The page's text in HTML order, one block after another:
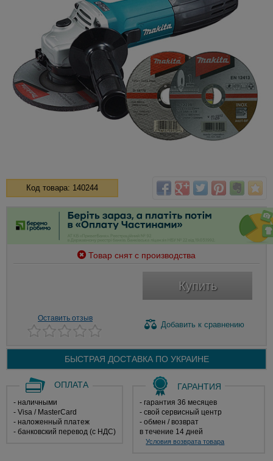
Код товара: 140244
Товар снят с производства
Купить
Оставить отзыв
Добавить к сравнению
БЫСТРАЯ ДОСТАВКА ПО УКРАИНЕ
ОПЛАТА
- наличными
- Visa / MasterCard
- наложенный платеж
- банковский перевод (с НДС)
ГАРАНТИЯ
- гарантия 36 месяцев
- свой сервисный центр
- обмен / возврат
в течение 14 дней
Условия возврата товара